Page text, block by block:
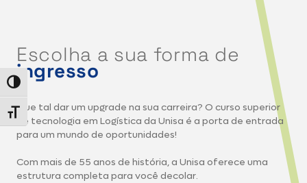
Alternar alto contraste
Alternar tamanho da fonte
Escolha a sua forma de
ingresso
Que tal dar um upgrade na sua carreira? O curso superior
de tecnologia em Logística da Unisa é a porta de entrada
para um mundo de oportunidades!
Com mais de 55 anos de história, a Unisa oferece uma
estrutura completa para você decolar.